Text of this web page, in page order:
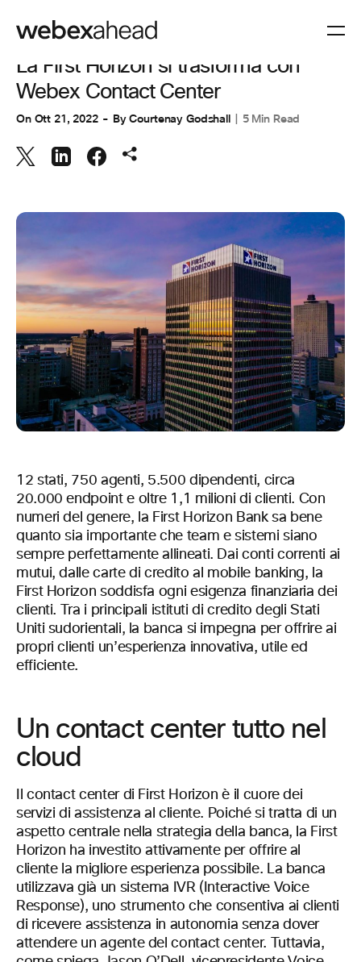
ESPERIENZA CLIENTI
La First Horizon si trasforma con
Webex Contact Center
On Ott 21, 2022 ByCourtenay Godshall 5 Min Read
12 stati, 750 agenti, 5.500 dipendenti, circa
20.000 endpoint e oltre 1,1 milioni di clienti. Con
numeri del genere, la First Horizon Bank sa bene
quanto sia importante che team e sistemi siano
sempre perfettamente allineati. Dai conti correnti ai
mutui, dalle carte di credito al mobile banking, la
First Horizon soddisfa ogni esigenza finanziaria dei
clienti. Tra i principali istituti di credito degli Stati
Uniti sudorientali, la banca si impegna per offrire ai
propri clienti un’esperienza innovativa, utile ed
efficiente.
Un contact center tutto nel
cloud
Il contact center di First Horizon è il cuore dei
servizi di assistenza al cliente. Poiché si tratta di un
aspetto centrale nella strategia della banca, la First
Horizon ha investito attivamente per offrire al
cliente la migliore esperienza possibile. La banca
utilizzava già un sistema IVR (Interactive Voice
Response), uno strumento che consentiva ai clienti
di ricevere assistenza in autonomia senza dover
attendere un agente del contact center. Tuttavia,